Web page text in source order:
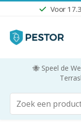
Voor
🐝 Speel de